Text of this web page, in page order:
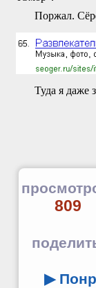
Поржал.
Туда я даже
809
▶